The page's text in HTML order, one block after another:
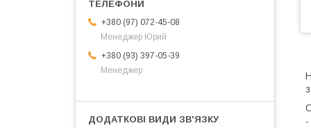
+380 (97) 072-45-08
Менеджер Юрий
+380 (93) 397-05-39
Менеджер